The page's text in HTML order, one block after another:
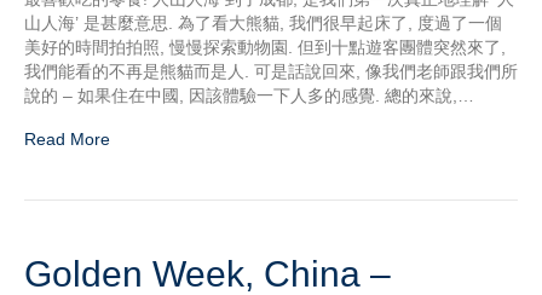
山人海’ 是甚麼意思. 為了看大熊貓, 我們很早起床了, 度過了一個
美好的時間拍拍照, 慢慢探索動物園. 但到十點遊客團體突然來了,
我們能看的不再是熊貓而是人. 可是話說回來, 像我們老師跟我們所
說的 – 如果住在中國, 因該體驗一下人多的感覺. 總的來說,…
Read More
Golden Week, China –